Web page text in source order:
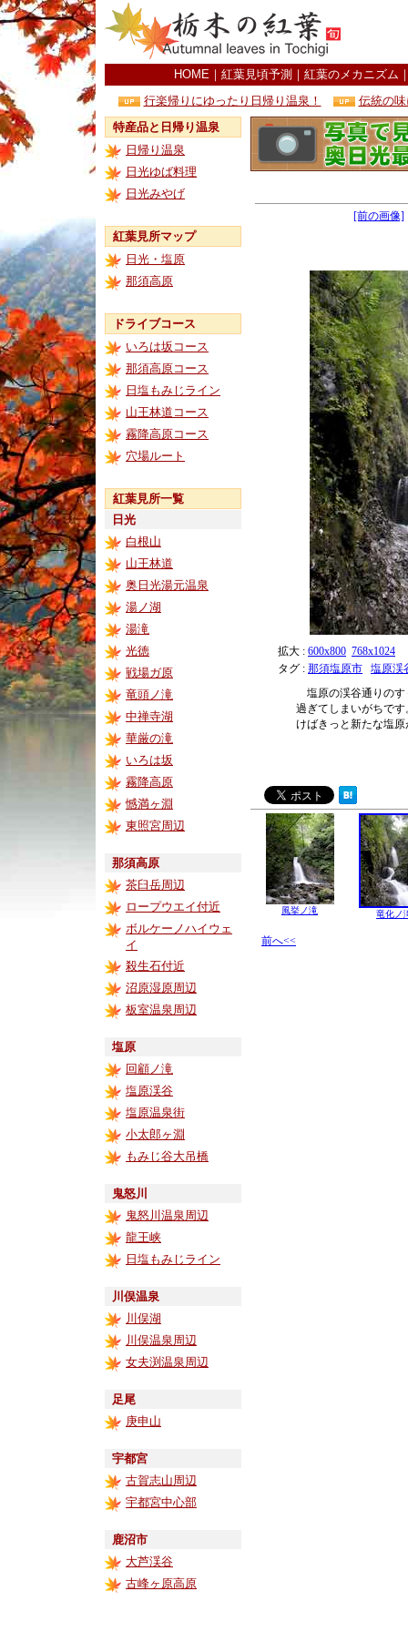
HOME ｜ 紅葉見頃予測 ｜ 紅葉のメカニズム
行楽帰りにゆったり日帰り温泉！
伝統の
特産品と日帰り温泉
日帰り温泉
日光ゆば料理
日光みやげ
紅葉見所マップ
日光・塩原
那須高原
ドライブコース
いろは坂コース
那須高原コース
日塩もみじライン
山王林道コース
霧降高原コース
穴場ルート
紅葉見所一覧
日光
白根山
山王林道
奥日光湯元温泉
湯ノ湖
湯滝
光徳
戦場ガ原
竜頭ノ滝
中禅寺湖
華厳の滝
いろは坂
霧降高原
憾満ヶ淵
東照宮周辺
那須高原
茶臼岳周辺
ロープウエイ付近
ボルケーノハイウェ
イ
殺生石付近
沼原湿原周辺
板室温泉周辺
塩原
回顧ノ滝
塩原渓谷
塩原温泉街
小太郎ヶ淵
もみじ谷大吊橋
鬼怒川
鬼怒川温泉周辺
龍王峡
日塩もみじライン
川俣温泉
川俣湖
川俣温泉周辺
女夫渕温泉周辺
足尾
庚申山
宇都宮
古賀志山周辺
宇都宮中心部
鹿沼市
大芦渓谷
古峰ヶ原高原
[前の画像]
拡大 : 600x800 768x1024
タグ : 那須塩原市
塩原渓
塩原の渓谷通りのす
過ぎてしまいがちで
けばきっと新たな塩
風挙ノ滝 竜化ノ
前へ<<